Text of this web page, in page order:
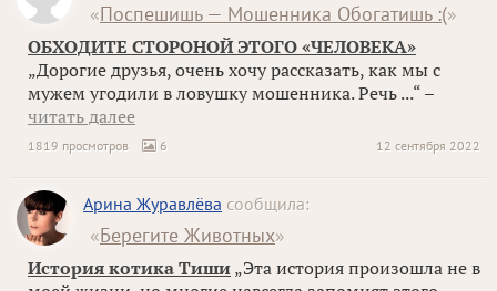
«Поспешишь — Мошенника Обогатишь :(»
ОБХОДИТЕ СТОРОНОЙ ЭТОГО «ЧЕЛОВЕКА»
„Дорогие друзья, очень хочу рассказать, как мы с
мужем угодили в ловушку мошенника. Речь ...“ –
читать далее
12 сентября 2022
1819 просмотров  6
Арина Журавлёва сообщила:
«Берегите Животных»
История котика Тиши „Эта история произошла не в